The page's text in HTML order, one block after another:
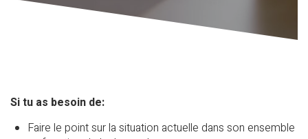
Si tu as besoin de:
Faire le point sur la situation actuelle dans son ensemble